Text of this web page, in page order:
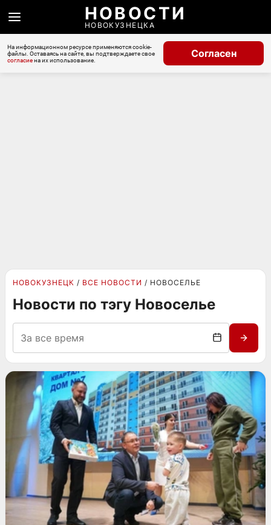
НОВОСТИ
НОВОКУЗНЕЦКА
На информационном ресурсе применяются cookie-
файлы. Оставаясь на сайте, вы подтверждаете свое
согласиена их использование.
Согласен
НОВОКУЗНЕЦК ВСЕ НОВОСТИ НОВОСЕЛЬЕ
Новости по тэгу Новоселье